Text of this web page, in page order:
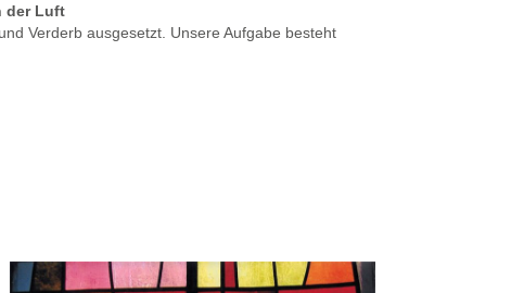
der Luft
Verderb ausgesetzt. Unsere Aufgabe besteht